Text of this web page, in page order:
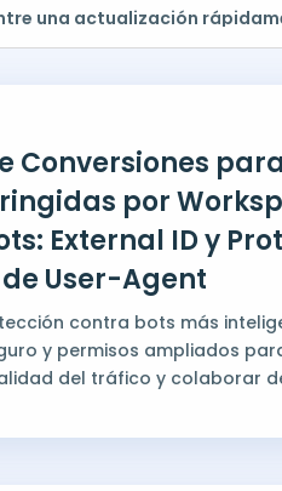
Conversiones
por
External ID y
User-Agent
contra bots más
y permisos ampliados
del tráfico y colaborar